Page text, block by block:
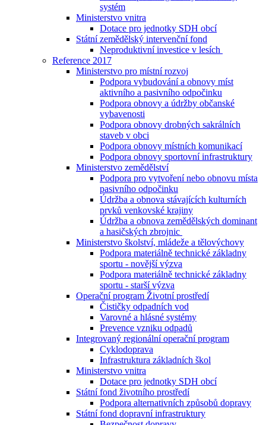
systém
Ministerstvo vnitra
Dotace pro jednotky SDH obcí
Státní zemědělský intervenční fond
Neproduktivní investice v lesích
Reference 2017
Ministerstvo pro místní rozvoj
Podpora vybudování a obnovy míst
aktivního a pasivního odpočinku
Podpora obnovy a údržby občanské
vybavenosti
Podpora obnovy drobných sakrálních
staveb v obci
Podpora obnovy místních komunikací
Podpora obnovy sportovní infrastruktury
Ministerstvo zemědělství
Podpora pro vytvoření nebo obnovu místa
pasivního odpočinku
Údržba a obnova stávajících kulturních
prvků venkovské krajiny
Údržba a obnova zemědělských dominant
a hasičských zbrojnic
Ministerstvo školství, mládeže a tělovýchovy
Podpora materiálně technické základny
sportu - novější výzva
Podpora materiálně technické základny
sportu - starší výzva
Operační program Životní prostředí
Čističky odpadních vod
Varovné a hlásné systémy
Prevence vzniku odpadů
Integrovaný regionální operační program
Cyklodoprava
Infrastruktura základních škol
Ministerstvo vnitra
Dotace pro jednotky SDH obcí
Státní fond životního prostředí
Podpora alternativních způsobů dopravy
Státní fond dopravní infrastruktury